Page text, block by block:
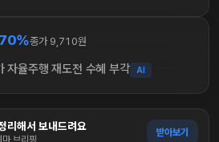
종가 9,710원
자율주행 재도전 수혜 부각 AI
리해서 보내드려요
마 브리핑
받아보기